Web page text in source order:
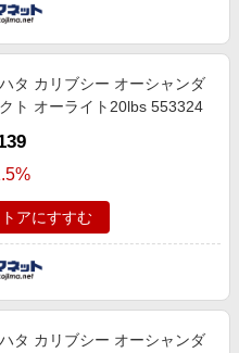
タ カリブシー オーシャンダ
ト オーライト20lbs 553324
トアにすすむ
タ カリブシー オーシャンダ